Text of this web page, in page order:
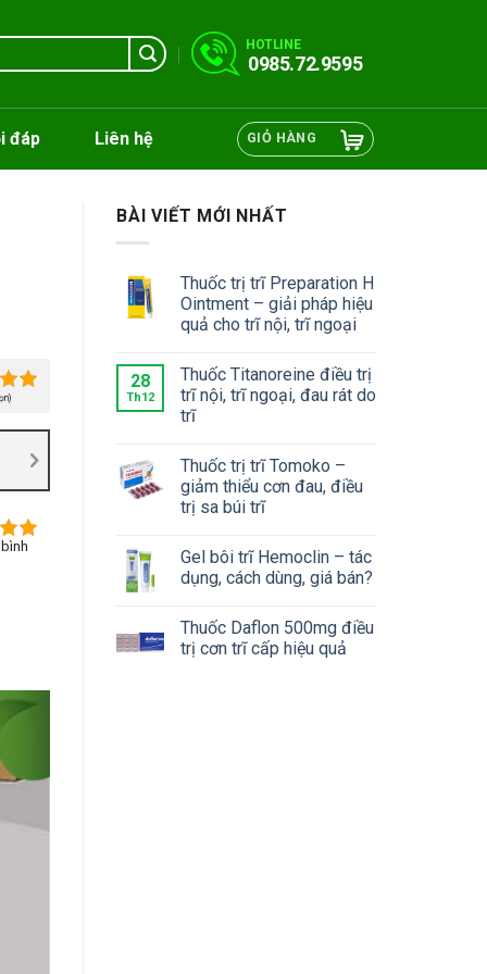
HOTLINE
0985.72.9595
đáp Liên hệ GIỎ HÀNG
BÀI VIẾT MỚI NHẤT
Thuốc trị trĩ Preparation H
Ointment – giải pháp hiệu
quả cho trĩ nội, trĩ ngoại
28
Th12
Thuốc Titanoreine điều trị
trĩ nội, trĩ ngoại, đau rát do
trĩ
Thuốc trị trĩ Tomoko –
giảm thiểu cơn đau, điều
trị sa búi trĩ
Gel bôi trĩ Hemoclin – tác
dụng, cách dùng, giá bán?
Thuốc Daflon 500mg điều
trị cơn trĩ cấp hiệu quả